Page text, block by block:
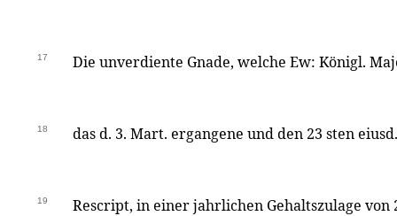
17 Die unverdiente Gnade, welche Ew: Königl.
18 das d. 3. Mart. ergangene und den 23 sten
19 Rescript, in einer jahrlichen Gehaltszulage von